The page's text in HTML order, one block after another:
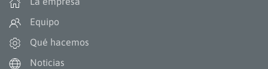
Equipo
Qué hacemos
Noticias